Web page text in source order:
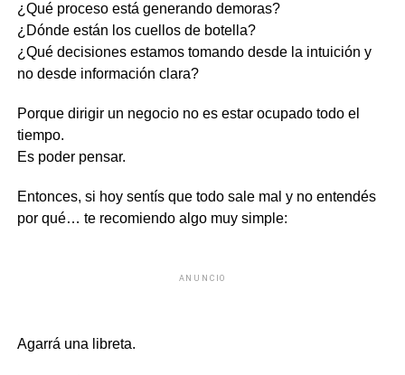
¿Qué proceso está generando demoras?
¿Dónde están los cuellos de botella?
¿Qué decisiones estamos tomando desde la intuición y
no desde información clara?
Porque dirigir un negocio no es estar ocupado todo el
tiempo.
Es poder pensar.
Entonces, si hoy sentís que todo sale mal y no entendés
por qué… te recomiendo algo muy simple:
ANUNCIO
Agarrá una libreta.